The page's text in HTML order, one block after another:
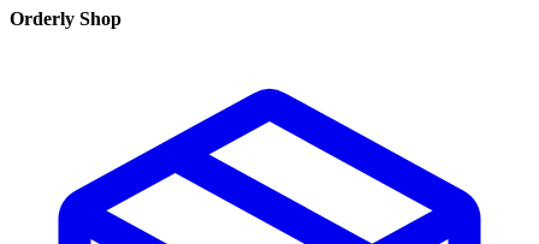
Orderly Shop